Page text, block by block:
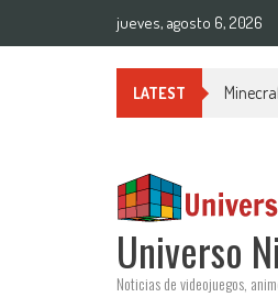
jueves, agosto 6, 2026
LATEST
Universo
Noticias de videojuegos,